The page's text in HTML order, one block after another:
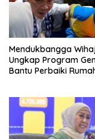
Mendukbangga
Ungkap Program
Bantu Perbaiki